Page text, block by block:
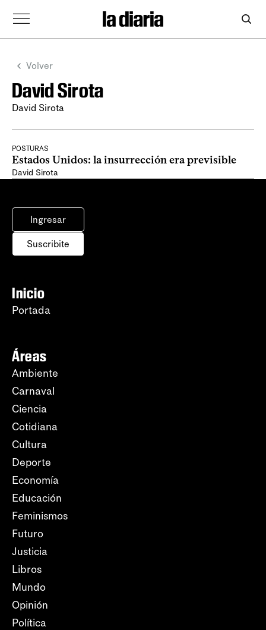
Volver
David Sirota
David Sirota
POSTURAS
Estados Unidos: la insurrección era previsible
David Sirota
Ingresar
Suscribite
Inicio
Portada
Áreas
Ambiente
Carnaval
Ciencia
Cotidiana
Cultura
Deporte
Economía
Educación
Feminismos
Futuro
Justicia
Libros
Mundo
Opinión
Política